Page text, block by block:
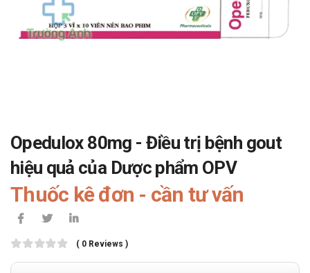
Opedulox 80mg - Điều trị bệnh gout
hiệu quả của Dược phẩm OPV
Thuốc kê đơn - cần tư vấn
( 0 Reviews )